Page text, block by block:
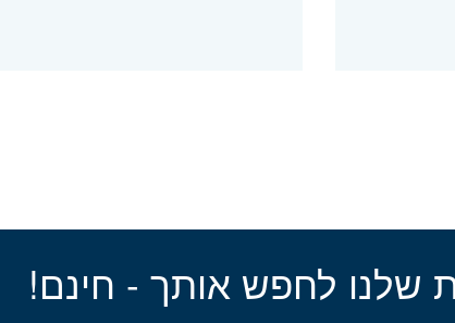
שלנו לחפש אותך - חינם!